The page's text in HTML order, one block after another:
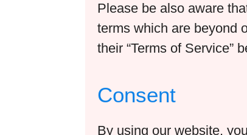
Please be also aware
terms which are beyond
their “Terms of Service”
Consent
By using our website,